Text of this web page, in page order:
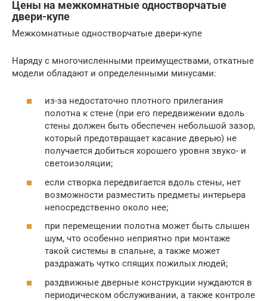
Цены на межкомнатные одностворчатые
двери-купе
Межкомнатные одностворчатые двери-купе
Наряду с многочисленными преимуществами, откатные
модели обладают и определенными минусами:
из-за недостаточно плотного прилегания
полотна к стене (при его передвижении вдоль
стены должен быть обеспечен небольшой зазор,
который предотвращает касание дверью) не
получается добиться хорошего уровня звуко- и
светоизоляции;
если створка передвигается вдоль стены, нет
возможности разместить предметы интерьера
непосредственно около нее;
при перемещении полотна может быть слышен
шум, что особенно неприятно при монтаже
такой системы в спальне, а также может
раздражать чутко спящих пожилых людей;
раздвижные дверные конструкции нуждаются в
периодическом обслуживании, а также контроле